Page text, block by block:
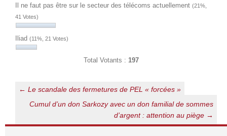
Il ne faut pas être sur le secteur des télécoms actuellement (21%,
41 Votes)
Iliad (11%, 21 Votes)
Total Votants : 197
Navigation
articles
← Le scandale des fermetures de PEL « forcées »
Cumul d’un don Sarkozy avec un don familial de sommes
d’argent : attention au piège →